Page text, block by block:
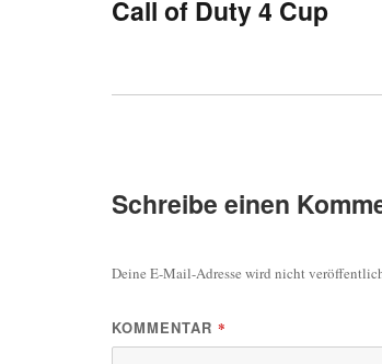
Vorheriger
Call of Duty 4 Cup
Schreibe einen
Deine E-Mail-Adresse wird nicht
KOMMENTAR *